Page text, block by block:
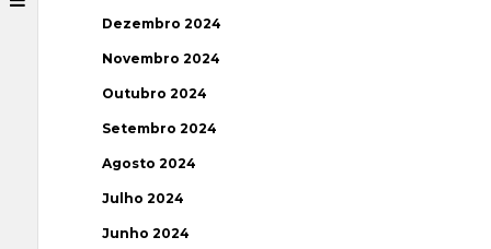
Dezembro 2024
Novembro 2024
Outubro 2024
Setembro 2024
Agosto 2024
Julho 2024
Junho 2024